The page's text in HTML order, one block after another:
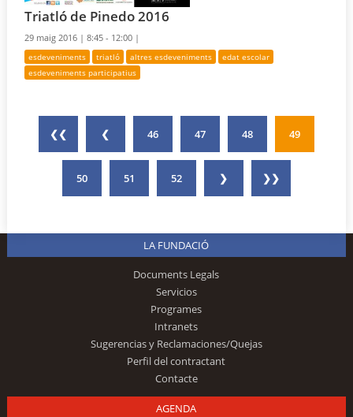
Triatló de Pinedo 2016
29 maig 2016 |8:45 - 12:00 |
esdeveniments triatló altres esdeveniments
edat escolar
esdeveniments participatius
❮❮ ❮ 46 47 48 49
50 51 52 ❯ ❯❯
LA FUNDACIÓ
Documents Legals
Servicios
Programes
Intranets
Sugerencias y Reclamaciones/Quejas
Perfil del contractant
Contacte
AGENDA